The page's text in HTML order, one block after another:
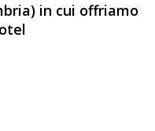
in cui offriamo